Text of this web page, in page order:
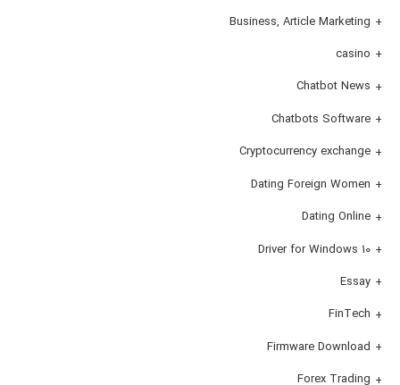
Business, Article Marketing
casino
Chatbot News
Chatbots Software
Cryptocurrency exchange
Dating Foreign Women
Dating Online
Driver for Windows 10
Essay
FinTech
Firmware Download
Forex Trading